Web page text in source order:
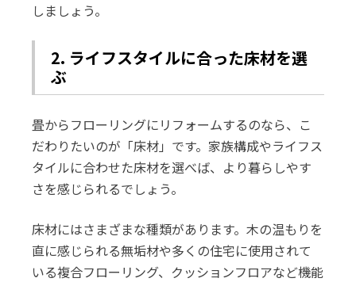
しましょう。
2. ライフスタイルに合った床材を選
ぶ
畳からフローリングにリフォームするのなら、こ
だわりたいのが「床材」です。家族構成やライフス
タイルに合わせた床材を選べば、より暮らしやす
さを感じられるでしょう。
床材にはさまざまな種類があります。木の温もりを
直に感じられる無垢材や多くの住宅に使用されて
いる複合フローリング、クッションフロアなど機能